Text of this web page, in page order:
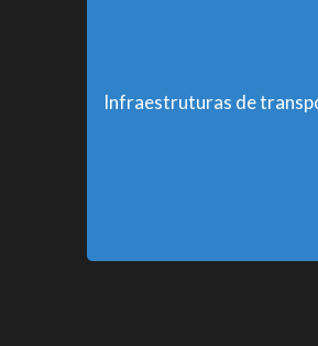
Infraestruturas de